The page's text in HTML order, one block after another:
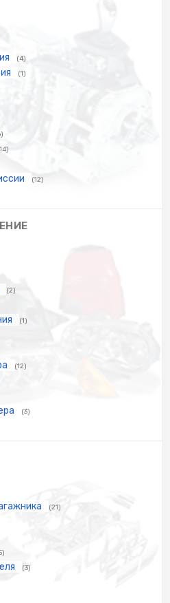
(4)
(1)
(12)
(2)
(1)
(12)
(3)
(21)
(3)